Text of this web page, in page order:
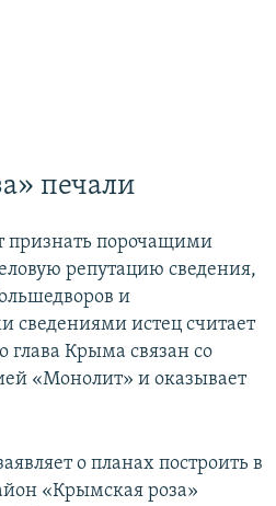
печали
признать порочащими
репутацию сведения,
и
сведениями истец считает
глава Крыма связан со
«Монолит» и оказывает
о планах построить в
«Крымская роза»